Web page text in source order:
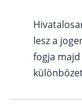
lesz a
fogja